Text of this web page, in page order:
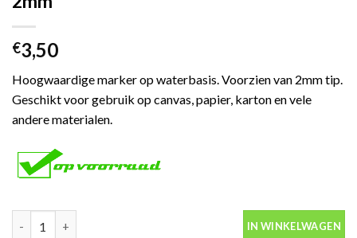
€3,50
Hoogwaardige marker op waterbasis. Voorzien van 2mm tip.
Geschikt voor gebruik op canvas, papier, karton en vele
andere materialen.
Montana Acrylic marker Shock Brown 2mm aantal
IN WINKELWAGEN